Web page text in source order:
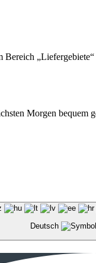
Morgen bequem
Deutsch